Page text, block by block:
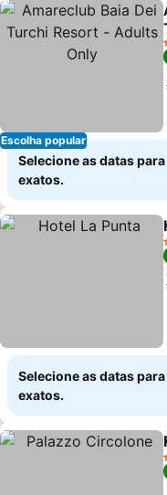
Escolha popular
Selecione as datas
exatos.
Selecione as datas
exatos.